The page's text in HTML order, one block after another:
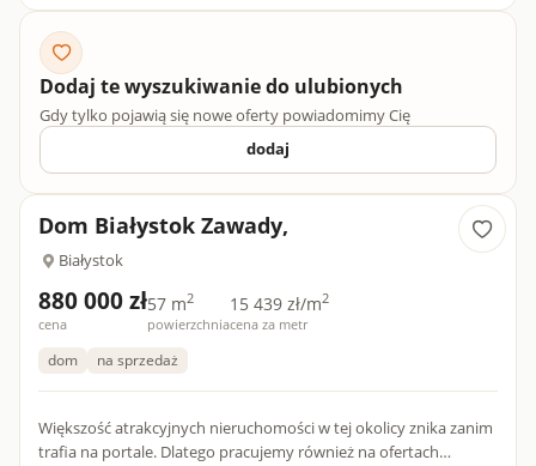
Dodaj te wyszukiwanie do ulubionych
Gdy tylko pojawią się nowe oferty powiadomimy Cię
dodaj
Dom Białystok Zawady,
Białystok
880 000 zł
cena
57 m2
powierzchnia
15 439 zł/m2
cena za metr
dom na sprzedaż
Większość atrakcyjnych nieruchomości w tej okolicy znika zanim
trafia na portale. Dlatego pracujemy również na ofertach